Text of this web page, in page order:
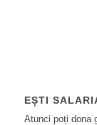
EȘTI
Atunci poți dona